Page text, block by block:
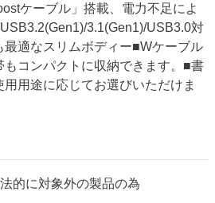
ケーブル」搭載、電力不足によ
3.1(Gen1)/USB3.0対
最適なスリムボディー■Wケーブル
もコンパクトに収納できます。■書
用途に応じてお選びいただけま
的に対象外の製品の為